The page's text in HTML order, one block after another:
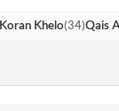
Qais
(
34
)
Koran Khelo